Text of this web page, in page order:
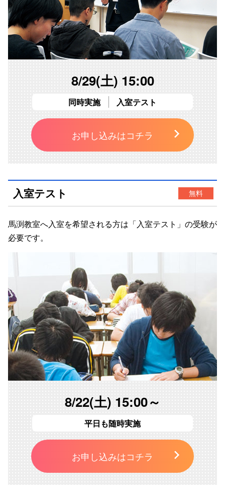
8/29(土) 15:00
同時実施 入室テスト
お申し込みはコチラ
入室テスト 無料
馬渕教室へ入室を希望される方は「入室テスト 」の受験が
必要です。
8/22(土) 15:00～
平日も随時実施
お申し込みはコチラ